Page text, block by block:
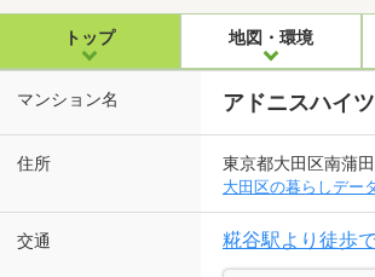
トップ 地図・環境
マンション名 アドニスハイツ
住所 東京都大田区南蒲
大田区の暮らしデー
交通 糀谷駅より徒歩